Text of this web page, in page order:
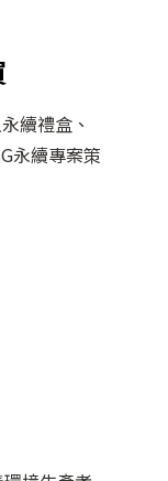
續禮盒、
永續專案策